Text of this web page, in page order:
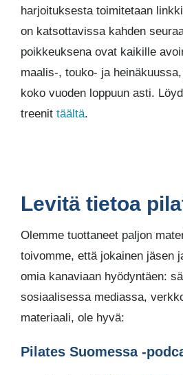
harjoituksesta toimitetaan
on katsottavissa kahden
poikkeuksena ovat kaikille
maalis-, touko- ja
koko vuoden loppuun asti.
treenit täältä.
Levitä tietoa
Olemme tuottaneet paljon
toivomme, että jokainen jäsen
omia kanaviaan hyödyntäen:
sosiaalisessa mediassa,
materiaali, ole hyvä:
Pilates Suomessa -